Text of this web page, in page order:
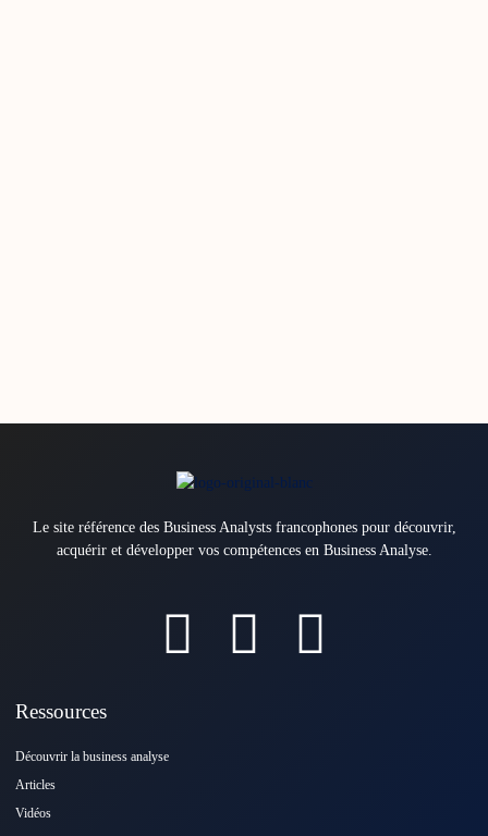
Le site référence des Business Analysts francophones pour découvrir,
acquérir et développer vos compétences en Business Analyse.
Ressources
Découvrir la business analyse
Articles
Vidéos